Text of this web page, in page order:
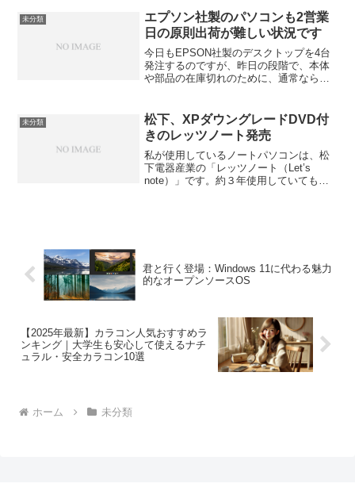
くないのかもしれませんね」などと言わ
れた、という方もいました...
未分類
エプソン社製のパソコンも2営業
日の原則出荷が難しい状況です
今日もEPSON社製のデスクトップを4台
発注するのですが、昨日の段階で、本体
や部品の在庫切れのために、通常ならば2
解があるようですが、WindowsXPのサポ
ートが...
未分類
松下、XPダウングレードDVD付
きのレッツノート発売
私が使用しているノートパソコンは、松
下電器産業の「レッツノート（Let’s
note）」です。約３年使用していても、
君と行く登場：Windows 11に代わる魅力
的なオープンソースOS
【2025年最新】カラコン人気おすすめラ
ンキング｜大学生も安心して使えるナチ
ュラル・安全カラコン10選
ホーム 未分類